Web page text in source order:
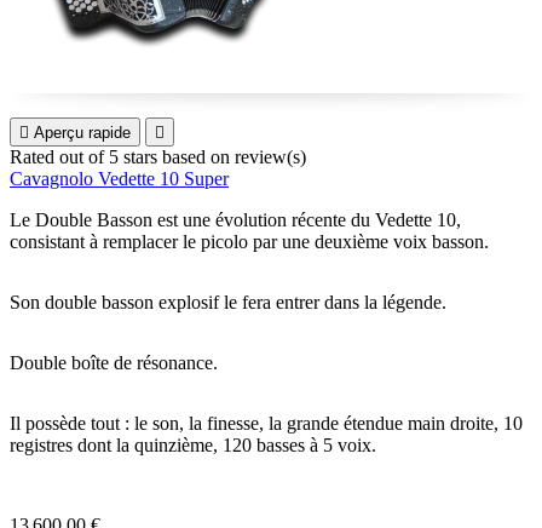
 Aperçu rapide 
Rated out of 5 stars based on review(s)
Cavagnolo Vedette 10 Super
Le Double Basson est une évolution récente du Vedette 10,
consistant à remplacer le picolo par une deuxième voix basson.
Son double basson explosif le fera entrer dans la légende.
Double boîte de résonance.
Il possède tout : le son, la finesse, la grande étendue main droite, 10
registres dont la quinzième, 120 basses à 5 voix.